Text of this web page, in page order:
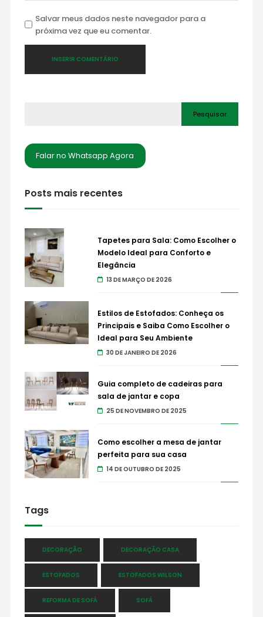
Salvar meus dados neste navegador para a
próxima vez que eu comentar.
Pesquisar
Falar no Whatsapp Agora
Posts mais recentes
Tapetes para Sala: Como Escolher o
Modelo Ideal para Conforto e
Elegância
13 DE MARÇO DE 2026
Estilos de Estofados: Conheça os
Principais e Saiba Como Escolher o
Ideal para Seu Ambiente
30 DE JANEIRO DE 2026
Guia completo de cadeiras para
sala de jantar e copa
25 DE NOVEMBRO DE 2025
Como escolher a mesa de jantar
perfeita para sua casa
14 DE OUTUBRO DE 2025
Tags
DECORAÇÃO DECORAÇÃO CASA
ESTOFADOS ESTOFADOS WILSON
REFORMA DE SOFÁ SOFÁ